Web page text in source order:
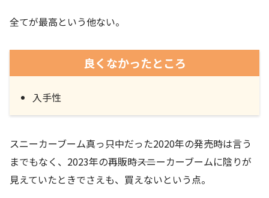
全てが最高という他ない。
良くなかったところ
入手性
スニーカーブーム真っ只中だった2020年の発売時は言う
までもなく、2023年の再販時――スニーカーブームに陰りが
見えていたときでさえも、買えないという点。